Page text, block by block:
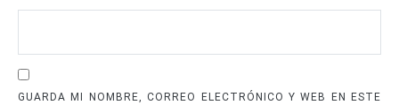
GUARDA MI NOMBRE, CORREO ELECTRÓNICO Y WEB EN ESTE